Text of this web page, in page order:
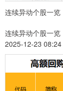
连续异动个股一览
连续异动个股一览
2025-12-23 08:24